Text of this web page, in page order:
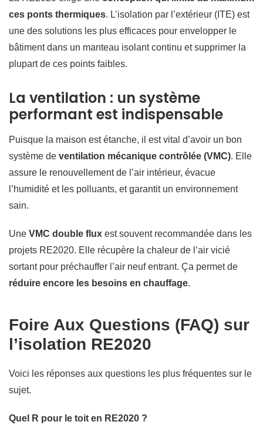
ces ponts thermiques. L’isolation par l’extérieur (ITE) est
une des solutions les plus efficaces pour envelopper le
bâtiment dans un manteau isolant continu et supprimer la
plupart de ces points faibles.
La ventilation : un système
performant est indispensable
Puisque la maison est étanche, il est vital d’avoir un bon
système de ventilation mécanique contrôlée (VMC). Elle
assure le renouvellement de l’air intérieur, évacue
l’humidité et les polluants, et garantit un environnement
sain.
Une VMC double flux est souvent recommandée dans les
projets RE2020. Elle récupère la chaleur de l’air vicié
sortant pour préchauffer l’air neuf entrant. Ça permet de
réduire encore les besoins en chauffage.
Foire Aux Questions (FAQ) sur
l’isolation RE2020
Voici les réponses aux questions les plus fréquentes sur le
sujet.
Quel R pour le toit en RE2020 ?